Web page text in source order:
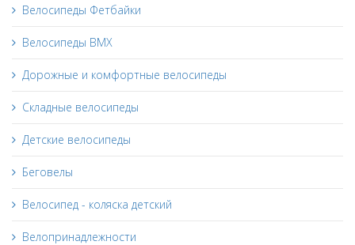
Велосипеды Фетбайки
Велосипеды BMX
Дорожные и комфортные велосипеды
Складные велосипеды
Детские велосипеды
Беговелы
Велосипед - коляска детский
Велопринадлежности